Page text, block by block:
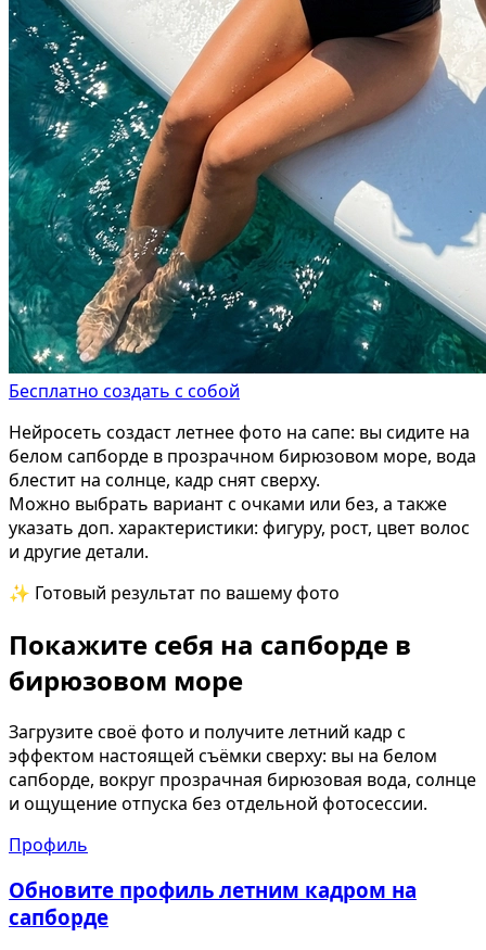
Бесплатно создать с собой
Нейросеть создаст летнее фото на сапе: вы сидите на
белом сапборде в прозрачном бирюзовом море, вода
блестит на солнце, кадр снят сверху.
Можно выбрать вариант с очками или без, а также
указать доп. характеристики: фигуру, рост, цвет волос
и другие детали.
✨ Готовый результат по вашему фото
Покажите себя на сапборде в
бирюзовом море
Загрузите своё фото и получите летний кадр с
эффектом настоящей съёмки сверху: вы на белом
сапборде, вокруг прозрачная бирюзовая вода, солнце
и ощущение отпуска без отдельной фотосессии.
Профиль
Обновите профиль летним кадром на
сапборде